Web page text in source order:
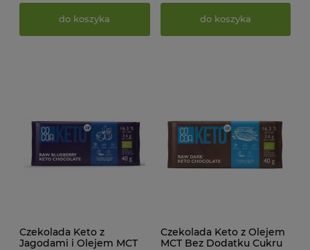
do koszyka do koszyka
Czekolada Keto z
Jagodami i Olejem MCT
Czekolada Keto z Olejem
MCT Bez Dodatku Cukru